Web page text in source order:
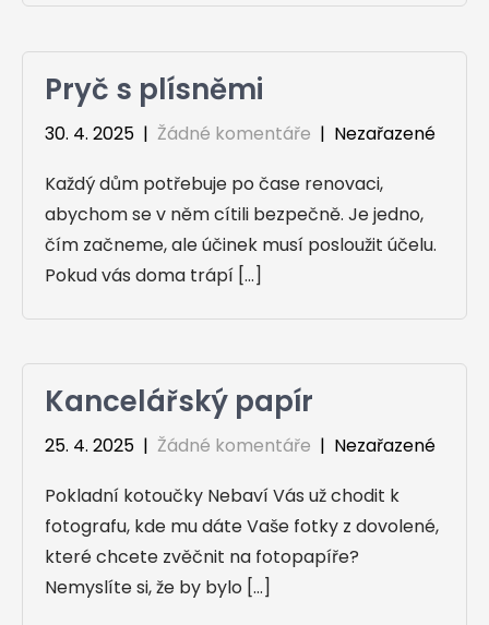
Pryč s plísněmi
30. 4. 2025 | Žádné komentáře | Nezařazené
Každý dům potřebuje po čase renovaci,
abychom se v něm cítili bezpečně. Je jedno,
čím začneme, ale účinek musí posloužit účelu.
Pokud vás doma trápí […]
Kancelářský papír
25. 4. 2025 | Žádné komentáře | Nezařazené
Pokladní kotoučky Nebaví Vás už chodit k
fotografu, kde mu dáte Vaše fotky z dovolené,
které chcete zvěčnit na fotopapíře?
Nemyslíte si, že by bylo […]